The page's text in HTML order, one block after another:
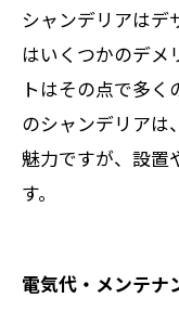
シャンデリアはデ
はいくつかのデメ
トはその点で多
のシャンデリアは
魅力ですが、設置
す。
電気代・メンテナ